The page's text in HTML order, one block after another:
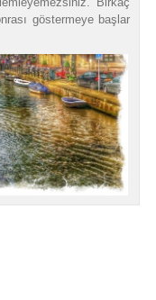
göstermeye başlar